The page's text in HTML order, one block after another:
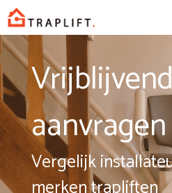
Spring
naar
inhoud
aanvragen
Vergelijk